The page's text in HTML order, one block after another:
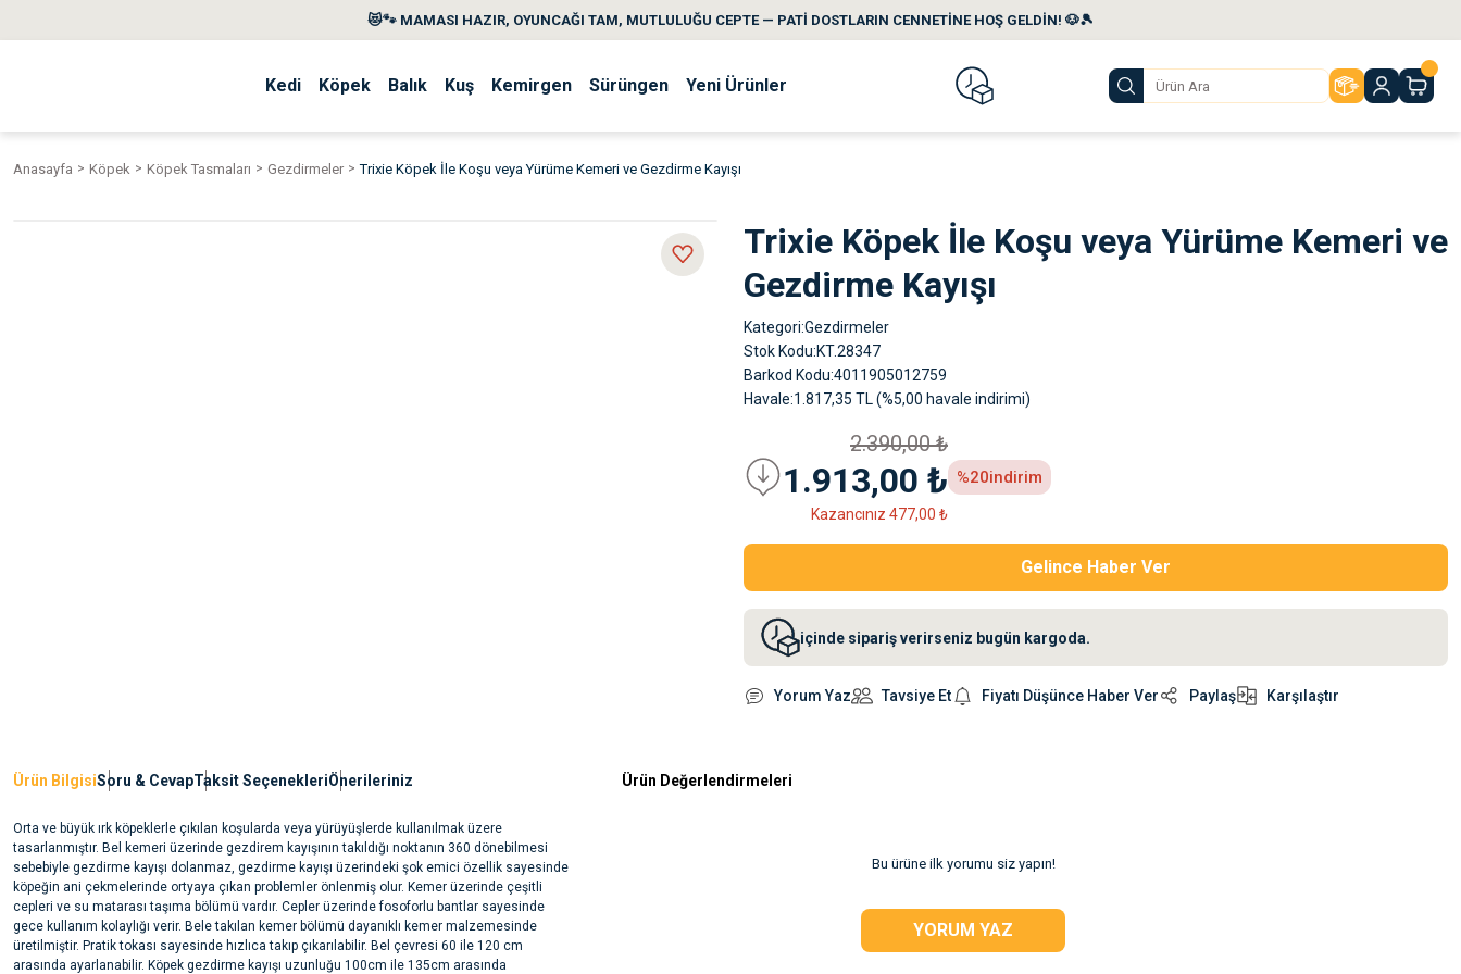
😻🐾 MAMASI HAZIR, OYUNCAĞI TAM, MUTLULUĞU CEPTE — PATİ DOSTLARIN CENNETİNE HOŞ GELDİN! 🐶🎾
Kedi Köpek Balık Kuş Kemirgen Sürüngen Yeni Ürünler
Anasayfa Köpek Köpek Tasmaları Gezdirmeler Trixie Köpek İle Koşu veya Yürüme Kemeri ve Gezdirme Kayışı
Trixie Köpek İle Koşu veya Yürüme Kemeri ve
Gezdirme Kayışı
Kategori Gezdirmeler
Stok Kodu KT.28347
Barkod Kodu 4011905012759
Havale 1.817,35 TL (%5,00 havale indirimi)
2.390,00 ₺
1.913,00 ₺
Kazancınız 477,00 ₺
%20indirim
Gelince Haber Ver
içinde sipariş verirseniz bugün kargoda.
Yorum Yaz Tavsiye Et Fiyatı Düşünce Haber Ver Paylaş Karşılaştır
Ürün BilgisiSoru & CevapTaksit SeçenekleriÖnerileriniz
Orta ve büyük ırk köpeklerle çıkılan koşularda veya yürüyüşlerde kullanılmak üzere
tasarlanmıştır. Bel kemeri üzerinde gezdirem kayışının takıldığı noktanın 360 dönebilmesi
sebebiyle gezdirme kayışı dolanmaz, gezdirme kayışı üzerindeki şok emici özellik sayesinde
köpeğin ani çekmelerinde ortyaya çıkan problemler önlenmiş olur. Kemer üzerinde çeşitli
cepleri ve su matarası taşıma bölümü vardır. Cepler üzerinde fosoforlu bantlar sayesinde
gece kullanım kolaylığı verir. Bele takılan kemer bölümü dayanıklı kemer malzemesinde
üretilmiştir. Pratik tokası sayesinde hızlıca takıp çıkarılabilir. Bel çevresi 60 ile 120 cm
arasında ayarlanabilir. Köpek gezdirme kayışı uzunluğu 100cm ile 135cm arasında
Ürün Değerlendirmeleri
Bu ürüne ilk yorumu siz yapın!
YORUM YAZ